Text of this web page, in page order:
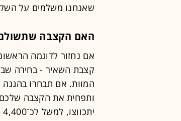
שאנחנו משלמים על
האם הקצבה שתשולם
אם נחזור לדוגמה